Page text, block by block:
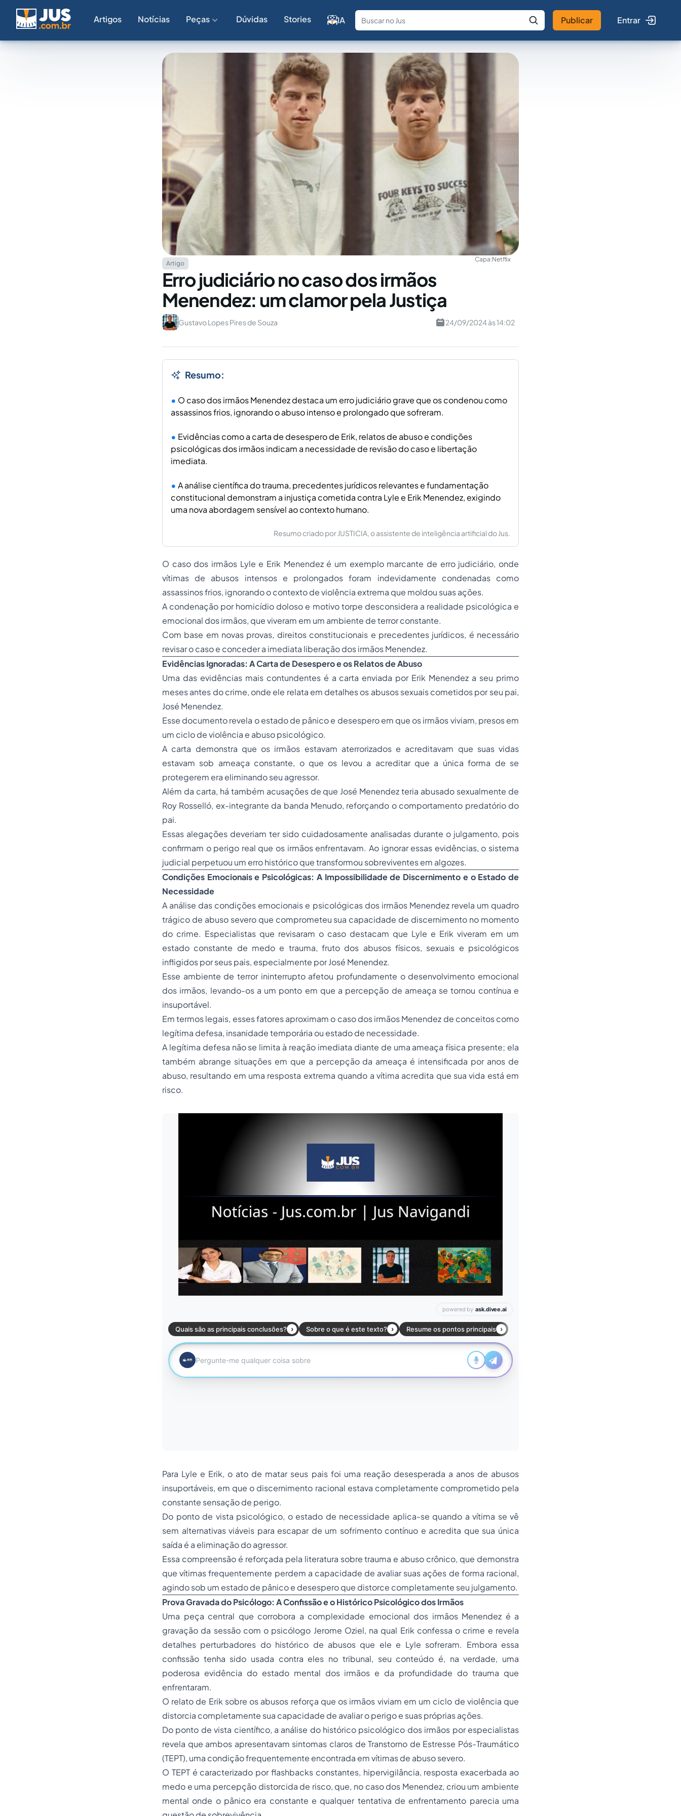
Artigos Notícias Peças Dúvidas Stories IA
Fale com a IA Buscar no Jus
Publicar Entrar
Capa:Netflix
Artigo
Erro judiciário no caso dos irmãos
Menendez: um clamor pela Justiça
Gustavo Lopes Pires de Souza 24/09/2024 às 14:02
Resumo:
O caso dos irmãos Menendez destaca um erro judiciário grave que os condenou como
assassinos frios, ignorando o abuso intenso e prolongado que sofreram.
Evidências como a carta de desespero de Erik, relatos de abuso e condições
psicológicas dos irmãos indicam a necessidade de revisão do caso e libertação
imediata.
A análise científica do trauma, precedentes jurídicos relevantes e fundamentação
constitucional demonstram a injustiça cometida contra Lyle e Erik Menendez, exigindo
uma nova abordagem sensível ao contexto humano.
Resumo criado por JUSTICIA, o assistente de inteligência artificial do Jus.
O caso dos irmãos Lyle e Erik Menendez é um exemplo marcante de erro judiciário, onde
vítimas de abusos intensos e prolongados foram indevidamente condenadas como
assassinos frios, ignorando o contexto de violência extrema que moldou suas ações.
A condenação por homicídio doloso e motivo torpe desconsidera a realidade psicológica e
emocional dos irmãos, que viveram em um ambiente de terror constante.
Com base em novas provas, direitos constitucionais e precedentes jurídicos, é necessário
revisar o caso e conceder a imediata liberação dos irmãos Menendez.
Evidências Ignoradas: A Carta de Desespero e os Relatos de Abuso
Uma das evidências mais contundentes é a carta enviada por Erik Menendez a seu primo
meses antes do crime, onde ele relata em detalhes os abusos sexuais cometidos por seu pai,
José Menendez.
Esse documento revela o estado de pânico e desespero em que os irmãos viviam, presos em
um ciclo de violência e abuso psicológico.
A carta demonstra que os irmãos estavam aterrorizados e acreditavam que suas vidas
estavam sob ameaça constante, o que os levou a acreditar que a única forma de se
protegerem era eliminando seu agressor.
Além da carta, há também acusações de que José Menendez teria abusado sexualmente de
Roy Rosselló, ex-integrante da banda Menudo, reforçando o comportamento predatório do
pai.
Essas alegações deveriam ter sido cuidadosamente analisadas durante o julgamento, pois
confirmam o perigo real que os irmãos enfrentavam. Ao ignorar essas evidências, o sistema
judicial perpetuou um erro histórico que transformou sobreviventes em algozes.
Condições Emocionais e Psicológicas: A Impossibilidade de Discernimento e o Estado de
Necessidade
A análise das condições emocionais e psicológicas dos irmãos Menendez revela um quadro
trágico de abuso severo que comprometeu sua capacidade de discernimento no momento
do crime. Especialistas que revisaram o caso destacam que Lyle e Erik viveram em um
estado constante de medo e trauma, fruto dos abusos físicos, sexuais e psicológicos
infligidos por seus pais, especialmente por José Menendez.
Esse ambiente de terror ininterrupto afetou profundamente o desenvolvimento emocional
dos irmãos, levando-os a um ponto em que a percepção de ameaça se tornou contínua e
insuportável.
Em termos legais, esses fatores aproximam o caso dos irmãos Menendez de conceitos como
legítima defesa, insanidade temporária ou estado de necessidade.
A legítima defesa não se limita à reação imediata diante de uma ameaça física presente; ela
também abrange situações em que a percepção da ameaça é intensificada por anos de
abuso, resultando em uma resposta extrema quando a vítima acredita que sua vida está em
risco.
Para Lyle e Erik, o ato de matar seus pais foi uma reação desesperada a anos de abusos
insuportáveis, em que o discernimento racional estava completamente comprometido pela
constante sensação de perigo.
Do ponto de vista psicológico, o estado de necessidade aplica-se quando a vítima se vê
sem alternativas viáveis para escapar de um sofrimento contínuo e acredita que sua única
saída é a eliminação do agressor.
Essa compreensão é reforçada pela literatura sobre trauma e abuso crônico, que demonstra
que vítimas frequentemente perdem a capacidade de avaliar suas ações de forma racional,
agindo sob um estado de pânico e desespero que distorce completamente seu julgamento.
Prova Gravada do Psicólogo: A Confissão e o Histórico Psicológico dos Irmãos
Uma peça central que corrobora a complexidade emocional dos irmãos Menendez é a
gravação da sessão com o psicólogo Jerome Oziel, na qual Erik confessa o crime e revela
detalhes perturbadores do histórico de abusos que ele e Lyle sofreram. Embora essa
confissão tenha sido usada contra eles no tribunal, seu conteúdo é, na verdade, uma
poderosa evidência do estado mental dos irmãos e da profundidade do trauma que
enfrentaram.
O relato de Erik sobre os abusos reforça que os irmãos viviam em um ciclo de violência que
distorcia completamente sua capacidade de avaliar o perigo e suas próprias ações.
Do ponto de vista científico, a análise do histórico psicológico dos irmãos por especialistas
revela que ambos apresentavam sintomas claros de Transtorno de Estresse Pós-Traumático
(TEPT), uma condição frequentemente encontrada em vítimas de abuso severo.
O TEPT é caracterizado por flashbacks constantes, hipervigilância, resposta exacerbada ao
medo e uma percepção distorcida de risco, que, no caso dos Menendez, criou um ambiente
mental onde o pânico era constante e qualquer tentativa de enfrentamento parecia uma